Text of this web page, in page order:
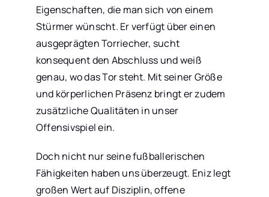
Eigenschaften, die man sich von einem
Stürmer wünscht. Er verfügt über einen
ausgeprägten Torriecher, sucht
konsequent den Abschluss und weiß
genau, wo das Tor steht. Mit seiner Größe
und körperlichen Präsenz bringt er zudem
zusätzliche Qualitäten in unser
Offensivspiel ein.
Doch nicht nur seine fußballerischen
Fähigkeiten haben uns überzeugt. Eniz legt
großen Wert auf Disziplin, offene